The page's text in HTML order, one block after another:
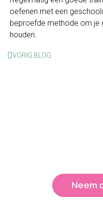
oefenen met een
beproefde methode om je
houden.
VORIG BLOG
Neem